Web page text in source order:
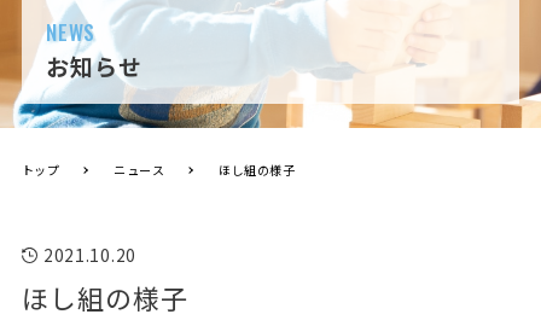
NEWS
お知らせ
トップ ニュース ほし組の様子
2021.10.20
ほし組の様子